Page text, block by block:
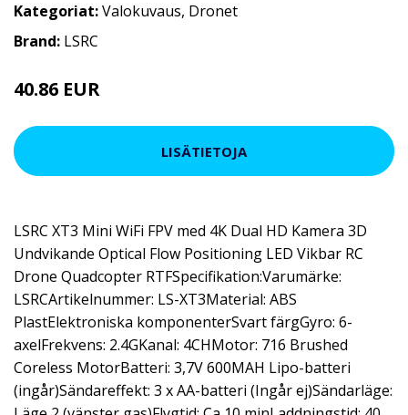
Kategoriat:Valokuvaus, Dronet
Brand: LSRC
40.86 EUR
LISÄTIETOJA
LSRC XT3 Mini WiFi FPV med 4K Dual HD Kamera 3D
Undvikande Optical Flow Positioning LED Vikbar RC
Drone Quadcopter RTFSpecifikation:Varumärke:
LSRCArtikelnummer: LS-XT3Material: ABS
PlastElektroniska komponenterSvart färgGyro: 6-
axelFrekvens: 2.4GKanal: 4CHMotor: 716 Brushed
Coreless MotorBatteri: 3,7V 600MAH Lipo-batteri
(ingår)Sändareffekt: 3 x AA-batteri (Ingår ej)Sändarläge: